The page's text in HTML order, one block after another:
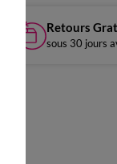
Retours
sous 30 jours